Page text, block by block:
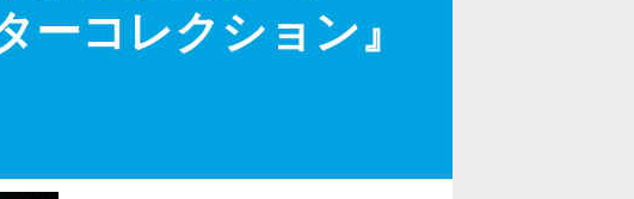
ーコレクション』